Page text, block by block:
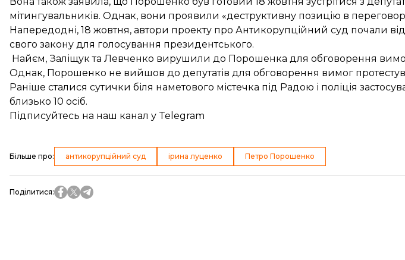
мітингувальників. Однак, вони проявили «деструктивну позицію в
Напередодні, 18 жовтня, автори проекту про Антикорупційний суд почали
свого закону для голосування президентського.
Найєм, Заліщук та Левченко вирушили до Порошенка для обговорення
Однак, Порошенко не вийшов до депутатів для обговорення вимог
Раніше сталися сутички біля наметового містечка під Радою і поліція
близько 10 осіб.
Підписуйтесь на наш канал у Telegram
Більше про: антикорупційний суд ірина луценко Петро Порошенко
Поділитися: